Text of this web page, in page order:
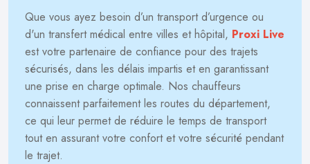
Que vous ayez besoin d’un transport d’urgence ou
d'un transfert médical entre villes et hôpital, Proxi Live
est votre partenaire de confiance pour des trajets
sécurisés, dans les délais impartis et en garantissant
une prise en charge optimale. Nos chauffeurs
connaissent parfaitement les routes du département,
ce qui leur permet de réduire le temps de transport
tout en assurant votre confort et votre sécurité pendant
le trajet.